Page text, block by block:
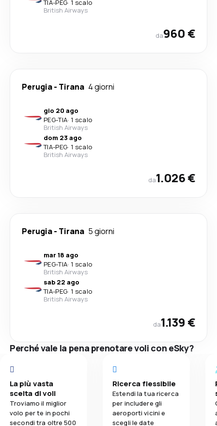
TIA-PEG· 1 scalo
British Airways
da960 €
Perugia- Tirana 4 giorni
gio 20 ago
PEG-TIA· 1 scalo
British Airways
dom 23 ago
TIA-PEG· 1 scalo
British Airways
da1.026 €
Perugia- Tirana 5 giorni
mar 18 ago
PEG-TIA· 1 scalo
British Airways
sab 22 ago
TIA-PEG· 1 scalo
British Airways
da1.139 €
Perché vale la pena prenotare voli con eSky?
La più vasta
scelta di voli
Troviamo il miglior
volo per te in pochi
secondi tra oltre 500
Ricerca flessibile
Estendi la tua ricerca
per includere gli
aeroporti vicini e
scegli le date